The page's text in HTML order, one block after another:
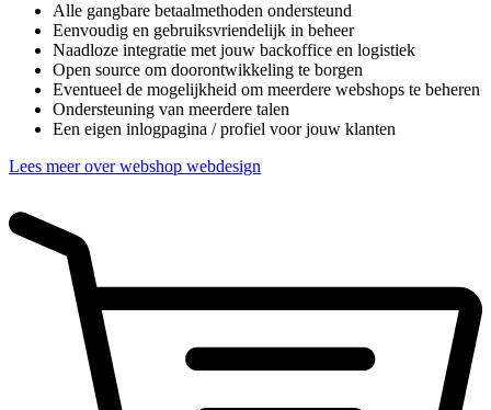
Alle gangbare betaalmethoden ondersteund
Eenvoudig en gebruiksvriendelijk in beheer
Naadloze integratie met jouw backoffice en logistiek
Open source om doorontwikkeling te borgen
Eventueel de mogelijkheid om meerdere webshops te beheren
Ondersteuning van meerdere talen
Een eigen inlogpagina / profiel voor jouw klanten
Lees meer over webshop webdesign